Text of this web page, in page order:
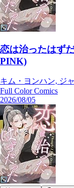
恋は治ったはず
PINK)
キム・ヨンハン, ジ
Full Color Comics
2026/08/05